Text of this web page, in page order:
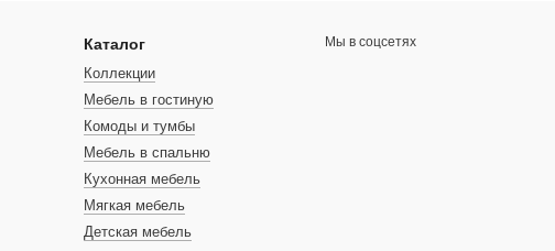
Каталог
Коллекции
Мебель в гостиную
Комоды и тумбы
Мебель в спальню
Кухонная мебель
Мягкая мебель
Детская мебель
Мы в соцсетях